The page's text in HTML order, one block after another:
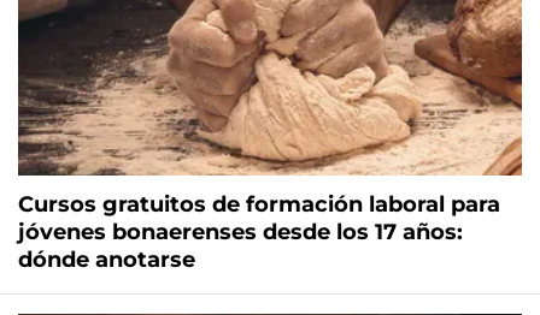
Cursos gratuitos de formación laboral para
jóvenes bonaerenses desde los 17 años:
dónde anotarse